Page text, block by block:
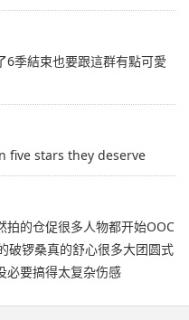
6季結束也要跟這群有點可愛
five stars they deserve
拍的仓促很多人物都开始OOC
破锣桑真的舒心很多大团圆式
必要搞得太复杂伤感